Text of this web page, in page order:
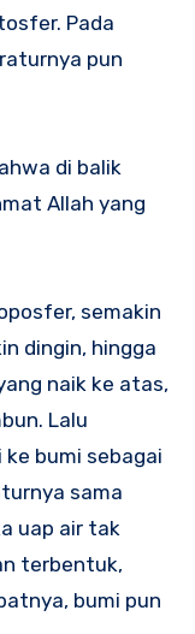
Pada
pun
di balik
Allah yang
semakin
dingin, hingga
naik ke atas,
Lalu
bumi sebagai
sama
uap air tak
terbentuk,
bumi pun